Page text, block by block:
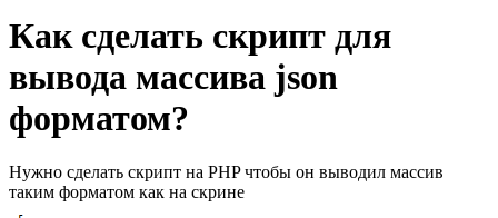
Как сделать скрипт для
вывода массива json
форматом?
Нужно сделать скрипт на PHP чтобы он выводил массив
таким форматом как на скрине